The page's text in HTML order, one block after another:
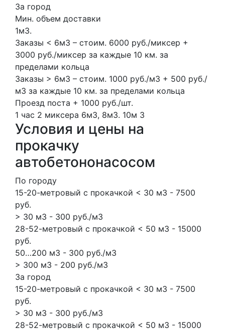
За город
Мин. объем доставки
1м3.
Заказы < 6м3 – стоим. 6000 руб./миксер +
3000 руб./миксер за каждые 10 км. за
пределами кольца
Заказы > 6м3 – стоим. 1000 руб./м3 + 500 руб./
м3 за каждые 10 км. за пределами кольца
Проезд поста + 1000 руб./шт.
1 час 2 миксера 6м3, 8м3. 10м 3
Условия и цены на
прокачку
автобетононасосом
По городу
15-20-метровый с прокачкой < 30 м3 - 7500
руб.
> 30 м3 - 300 руб./м3
28-52-метровый с прокачкой < 50 м3 - 15000
руб.
50…200 м3 - 300 руб./м3
> 300 м3 - 200 руб./м3
За город
15-20-метровый с прокачкой < 30 м3 - 7500
руб.
> 30 м3 - 300 руб./м3
28-52-метровый с прокачкой < 50 м3 - 15000